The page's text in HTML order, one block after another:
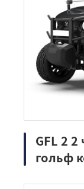
GFL 2
гольф